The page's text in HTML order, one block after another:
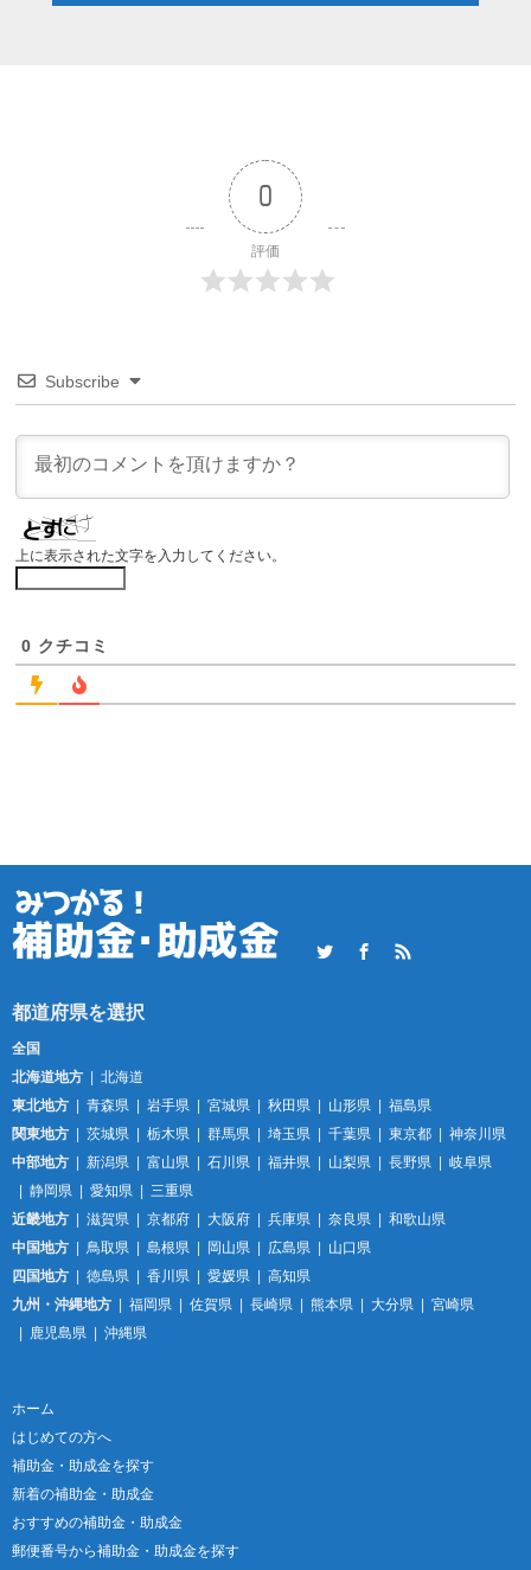
0
評価
Subscribe
上に表示された文字を入力してください。
0 クチコミ
TwitterFacebookRSS
全国
北海道地方
北海道
東北地方
青森県 岩手県 宮城県 秋田県 山形県
福島県
関東地方
茨城県 栃木県 群馬県 埼玉県 千葉県 東京都
神奈川県
中部地方
新潟県 富山県 石川県 福井県 山梨県 長野県
岐阜県
静岡県
愛知県
三重県
近畿地方
滋賀県 京都府 大阪府 兵庫県 奈良県
和歌山県
中国地方
鳥取県 島根県 岡山県 広島県
山口県
四国地方
徳島県 香川県 愛媛県
高知県
九州・沖縄地方
福岡県 佐賀県 長崎県 熊本県 大分県
宮崎県
鹿児島県
沖縄県
ホーム
はじめての方へ
補助金・助成金を探す
新着の補助金・助成金
おすすめの補助金・助成金
郵便番号から補助金・助成金を探す